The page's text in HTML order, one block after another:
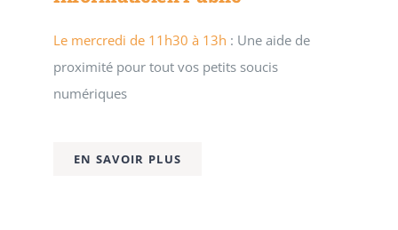
Le mercredi de 11h30 à 13h : Une aide de
proximité pour tout vos petits soucis
numériques
EN SAVOIR PLUS